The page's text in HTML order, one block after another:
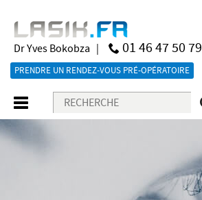
Dr Yves Bokobza | 01 46 47 50 79
PRENDRE UN RENDEZ-VOUS PRÉ-OPÉRATOIRE